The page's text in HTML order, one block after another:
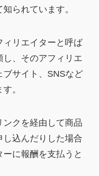
られています。
リエイターと呼ば
、そのアフィリエ
ブサイト、SNSなど
。
クを経由して商品
し込んだりした場合
に報酬を支払うと